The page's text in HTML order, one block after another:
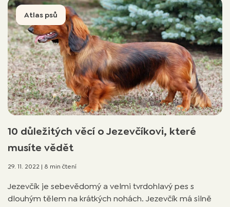
Atlas psů
10 důležitých věcí o Jezevčíkovi, které
musíte vědět
29. 11. 2022 | 8 min čtení
Jezevčík je sebevědomý a velmi tvrdohlavý pes s
dlouhým tělem na krátkých nohách. Jezevčík má silně